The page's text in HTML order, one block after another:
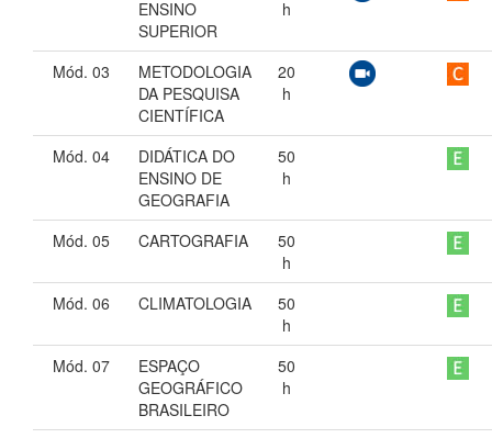
ENSINO
SUPERIOR
h
Mód. 03
METODOLOGIA
DA PESQUISA
CIENTÍFICA
20
h
Mód. 04
DIDÁTICA DO
ENSINO DE
GEOGRAFIA
50
h
Mód. 05 CARTOGRAFIA
50
h
Mód. 06
CLIMATOLOGIA
50
h
Mód. 07
ESPAÇO
GEOGRÁFICO
BRASILEIRO
50
h